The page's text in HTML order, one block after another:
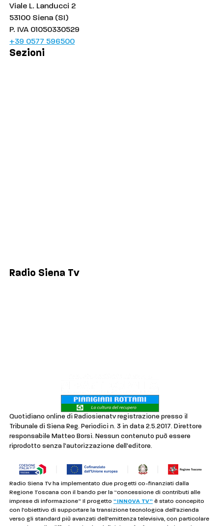
Viale L. Landucci 2
53100 Siena (SI)
P. IVA 01050330529
+39 0577 596500
Sezioni
Radio Siena Tv
Quotidiano online di Radiosienatv registrazione presso il
Tribunale di Siena Reg. Periodici n. 3 in data 2.5.2017. Direttore
responsabile Matteo Borsi. Nessun contenuto può essere
riprodotto senza l'autorizzazione dell'editore.
Radio Siena Tv ha implementato due progetti co-finanziati dalla
Regione Toscana con il bando per la “concessione di contributi alle
imprese di informazione” Il progetto“INNOVA TV” è stato concepito
con l’obiettivo di supportare la transizione tecnologica dell’azienda
verso gli standard più avanzati dell’emittenza televisiva, con particolare